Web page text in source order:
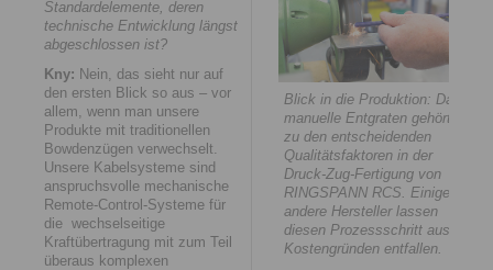
Standardelemente, deren
technische Entwicklung längst
abgeschlossen ist?
Kny: Nein, das sieht nur auf
den ersten Blick so aus – vor
allem, wenn man unsere
Produkte mit traditionellen
Bowdenzügen verwechselt.
Unsere Kabelsysteme sind
anspruchsvolle mechanische
Remote-Control-Systeme für
die wechselseitige
Kraftübertragung mit zum Teil
überaus komplexen
Blick in die Produktion: Das
manuelle Entgraten gehört
zu den entscheidenden
Qualitätsfaktoren in der
Druck-Zug-Fertigung von
RINGSPANN RCS. Einige
andere Hersteller lassen
diesen Prozessschritt aus
Kostengründen entfallen.